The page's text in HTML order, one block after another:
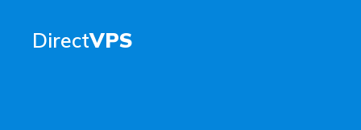
DirectVPS